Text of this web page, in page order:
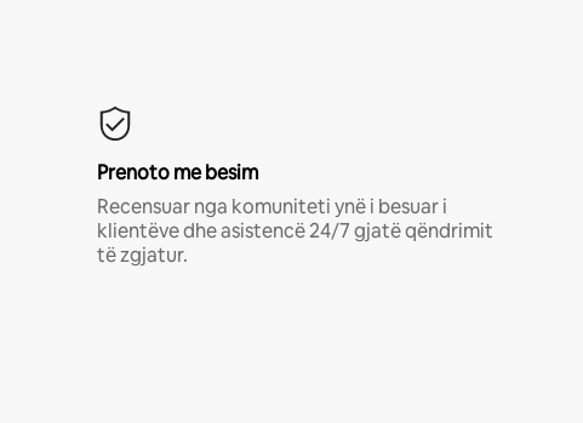
Prenoto me besim
Recensuar nga komuniteti ynë i besuar i
klientëve dhe asistencë 24/7 gjatë qëndrimit
të zgjatur.